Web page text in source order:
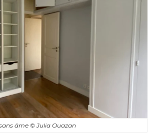
âme © Julia Ouazan